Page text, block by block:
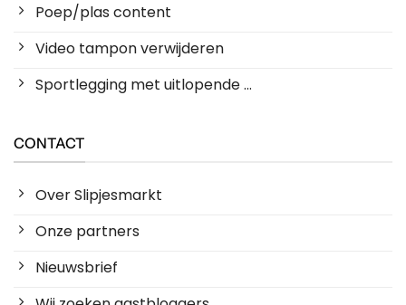
Poep/plas content
Video tampon verwijderen
Sportlegging met uitlopende ...
CONTACT
Over Slipjesmarkt
Onze partners
Nieuwsbrief